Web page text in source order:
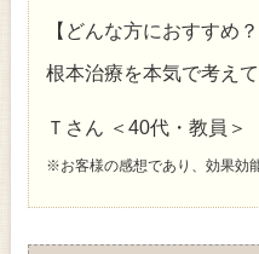
【どんな方におすすめ？
根本治療を本気で考えて
Ｔさん ＜40代・教員＞
※お客様の感想であり、効果効